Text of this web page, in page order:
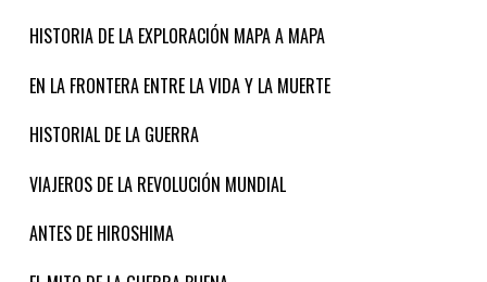
HISTORIA DE LA EXPLORACIÓN MAPA A MAPA
EN LA FRONTERA ENTRE LA VIDA Y LA MUERTE
HISTORIAL DE LA GUERRA
VIAJEROS DE LA REVOLUCIÓN MUNDIAL
ANTES DE HIROSHIMA